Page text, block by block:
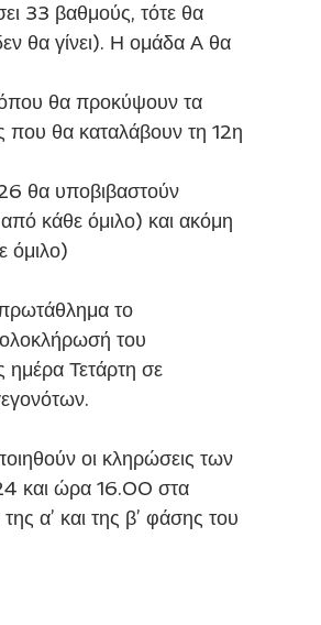
33 βαθμούς, τότε θα
θα γίνει). Η ομάδα Α θα
όπου θα προκύψουν τα
που θα καταλάβουν τη 12η
θα υποβιβαστούν
κάθε όμιλο) και ακόμη
όμιλο)
πρωτάθλημα το
του
ημέρα Τετάρτη σε
οι κληρώσεις των
και ώρα 16.00 στα
α’ και της β’ φάσης του